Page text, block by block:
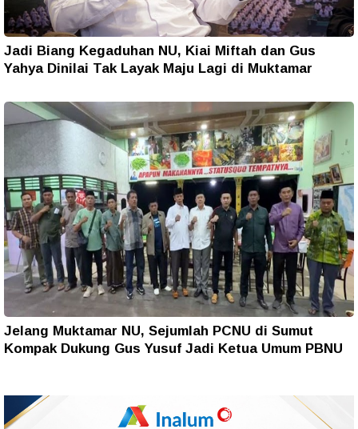
Jadi Biang Kegaduhan NU, Kiai Miftah dan Gus
Yahya Dinilai Tak Layak Maju Lagi di Muktamar
Jelang Muktamar NU, Sejumlah PCNU di Sumut
Kompak Dukung Gus Yusuf Jadi Ketua Umum PBNU